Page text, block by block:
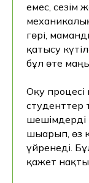
емес, сезім
гөрі,
қатысу
бұл өте
Оқу
студенттер
шығарып, өз
үйренеді.
қажет
Толық
және оқу